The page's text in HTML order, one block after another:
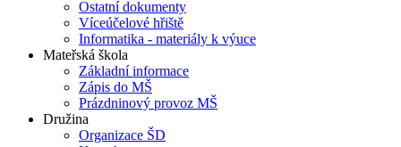
Ostatní dokumenty
Víceúčelové hřiště
Informatika - materiály k výuce
Mateřská škola
Základní informace
Zápis do MŠ
Prázdninový provoz MŠ
Družina
Organizace ŠD